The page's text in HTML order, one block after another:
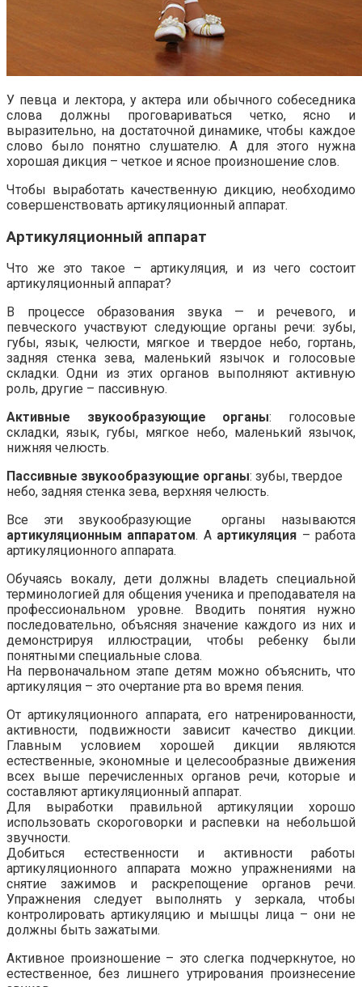
У певца и лектора, у актера или обычного собеседника
слова должны проговариваться четко, ясно и
выразительно, на достаточной динамике, чтобы каждое
слово было понятно слушателю. А для этого нужна
хорошая дикция – четкое и ясное произношение слов.
Чтобы выработать качественную дикцию, необходимо
совершенствовать артикуляционный аппарат.
Артикуляционный аппарат
Что же это такое – артикуляция, и из чего состоит
артикуляционный аппарат?
В процессе образования звука — и речевого, и
певческого участвуют следующие органы речи: зубы,
губы, язык, челюсти, мягкое и твердое небо, гортань,
задняя стенка зева, маленький язычок и голосовые
складки. Одни из этих органов выполняют активную
роль, другие – пассивную.
Активные звукообразующие органы: голосовые
складки, язык, губы, мягкое небо, маленький язычок,
нижняя челюсть.
Пассивные звукообразующие органы: зубы, твердое
небо, задняя стенка зева, верхняя челюсть.
Все эти звукообразующие органы называются
артикуляционным аппаратом. А артикуляция – работа
артикуляционного аппарата.
Обучаясь вокалу, дети должны владеть специальной
терминологией для общения ученика и преподавателя на
профессиональном уровне. Вводить понятия нужно
последовательно, объясняя значение каждого из них и
демонстрируя иллюстрации, чтобы ребенку были
понятными специальные слова.
На первоначальном этапе детям можно объяснить, что
артикуляция – это очертание рта во время пения.
От артикуляционного аппарата, его натренированности,
активности, подвижности зависит качество дикции.
Главным условием хорошей дикции являются
естественные, экономные и целесообразные движения
всех выше перечисленных органов речи, которые и
составляют артикуляционный аппарат.
Для выработки правильной артикуляции хорошо
использовать скороговорки и распевки на небольшой
звучности.
Добиться естественности и активности работы
артикуляционного аппарата можно упражнениями на
снятие зажимов и раскрепощение органов речи.
Упражнения следует выполнять у зеркала, чтобы
контролировать артикуляцию и мышцы лица – они не
должны быть зажатыми.
Активное произношение – это слегка подчеркнутое, но
естественное, без лишнего утрирования произнесение